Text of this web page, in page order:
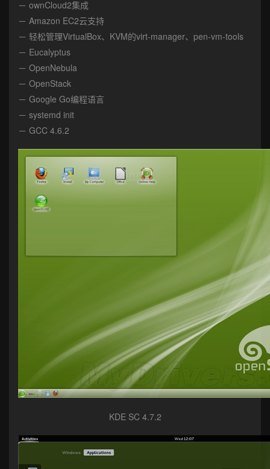
－ ownCloud2集成
－ Amazon EC2云支持
－ 轻松管理VirtualBox、KVM的virt-manager、pen-vm-tools
－ Eucalyptus
－ OpenNebula
－ OpenStack
－ Google Go编程语言
－ systemd init
－ GCC 4.6.2
KDE SC 4.7.2